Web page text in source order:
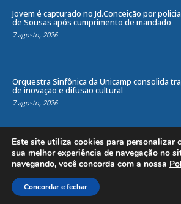
Jovem é capturado no Jd.Conceição por
de Sousas após cumprimento de mandado
7 agosto, 2026
Orquestra Sinfônica da Unicamp consolida
de inovação e difusão cultural
7 agosto, 2026
Todos os direitos reservados ao
Agência Criosites (
Este site utiliza cookies para personalizar
sua melhor experiência de navegação no
navegando, você concorda com a nossa
Concordar e fechar